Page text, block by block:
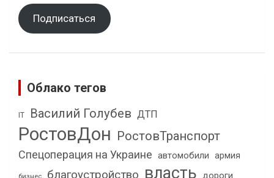
Подписаться
Облако тегов
IT Василий Голубев ДТП
РостовДон РостовТранспорт
Спецоперация на Украине автомобили армия
благоустройство власть